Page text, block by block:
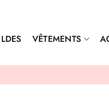
VÊTEMENTS